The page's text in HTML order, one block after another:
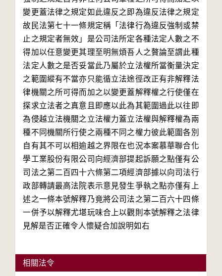
變更蓋法律之規定如此違反之即為違反法律之規定
故民法第七十一條規定稱「法律行為違反強制或禁
止之規定者無效」是公司法所定各種法定人數之不
得加以任意變更其理至明無煩吾人之贅論至謂此種
法定人數之是否妥當此乃屬於立法權所當衡量決定
之範圍縱有不當亦只能循立法途徑改正有非解釋法
律機關之所可得而加之以變更蓋解釋權之行使僅在
探求立法者之真意且即應以此為其範圍過此以往即
為侵越立法機關之立法權力蓋立法權與解釋權為兩
種不同機關所行使之兩種不同之權力彼此範圍各別
自有其不可以相逾越之界限在也況本案慕華聯合化
學工業股份有限公司向經濟部提起訴願之點僅有公
司法之第二百四十六條第二項經濟部據以向司法行
政部轉請最高法院表示意見發生爭執之點亦僅有上
述之一條本號解釋乃竟將公司法之第二百六十四條
一併予以解釋尤堪玩味合上以觀則本號解釋之法律
見解是否正確令人懷疑合加說明如右
相關法令